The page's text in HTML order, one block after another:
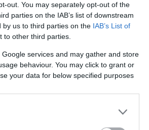
out. You may separately opt-out of the
parties on the IAB’s list of downstream
by us to third parties on the IAB’s List of
to other third parties.
services and may gather and store
behaviour. You may click to grant or
your data for below specified purposes
θα είναι κλειστοί